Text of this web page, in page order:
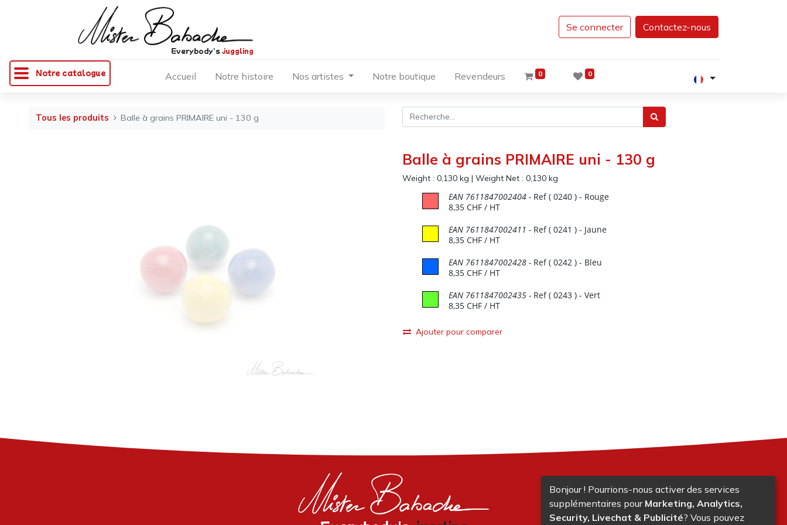
Notre catalogue
Everybody'sjuggling
Se connecter Contactez-nous
Accueil Notre histoire Nos artistes Notre boutique Revendeurs 0 0
Tous les produits Balle à grains PRIMAIRE uni - 130 g
Balle à grains PRIMAIRE uni - 130 g
Weight : 0,130kg | Weight Net : 0,130kg
8,35CHF/ HT
EAN 7611847002404- Ref ( 0240) - Rouge
8,35CHF/ HT
EAN 7611847002411 - Ref ( 0241 ) - Jaune
8,35CHF/ HT
EAN 7611847002428- Ref ( 0242 ) - Bleu
8,35CHF/ HT
EAN 7611847002435- Ref ( 0243) - Vert
Ajouter pour comparer
Bonjour ! Pourrions-nous activer des services
supplémentaires pour Marketing, Analytics,
Security, Livechat & Publicité? Vous pouvez